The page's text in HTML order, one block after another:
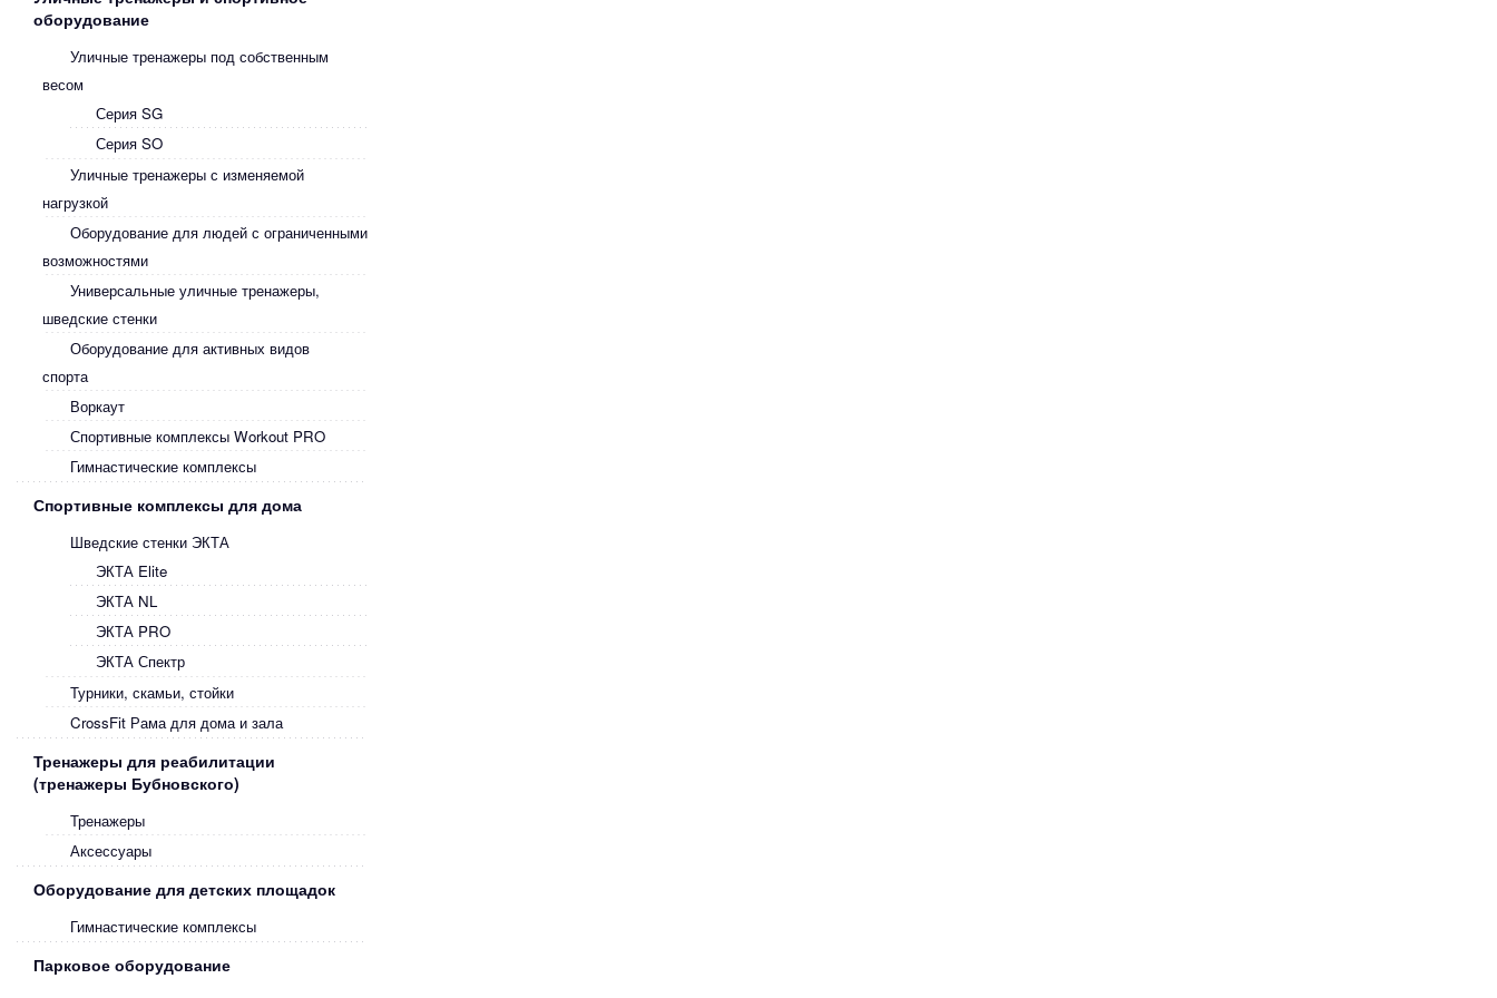
оборудование
Уличные тренажеры под собственным
весом
Серия SG
Серия SO
Уличные тренажеры с изменяемой
нагрузкой
Оборудование для людей с ограниченными
возможностями
Универсальные уличные тренажеры,
шведские стенки
Оборудование для активных видов
спорта
Воркаут
Спортивные комплексы Workout PRO
Гимнастические комплексы
Спортивные комплексы для дома
Шведские стенки ЭКТА
ЭКТА Elite
ЭКТА NL
ЭКТА PRO
ЭКТА Спектр
Турники, скамьи, стойки
CrossFit Рама для дома и зала
Тренажеры для реабилитации
(тренажеры Бубновского)
Тренажеры
Аксессуары
Оборудование для детских площадок
Гимнастические комплексы
Парковое оборудование